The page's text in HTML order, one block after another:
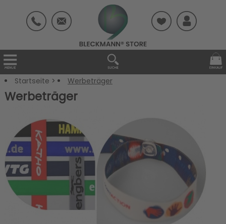
Startseite > Werbeträger
Werbeträger